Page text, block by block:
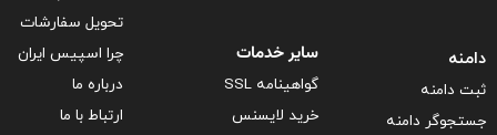
دامنه
ثبت دامنه
جستجوگر دامنه
سایر خدمات
گواهینامه SSL
خرید لایسنس
تحویل سفارشات
چرا اسپیس ایران
درباره ما
ارتباط با ما